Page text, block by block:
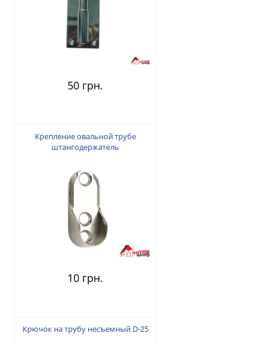
50 грн.
Крепление овальной трубе
штангодержатель
10 грн.
Крючок на трубу несъемный D-25